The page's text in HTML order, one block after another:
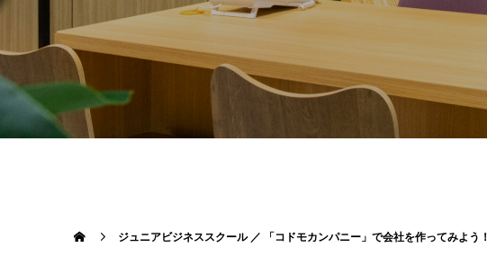
ジュニアビジネススクール ／ 「コドモカンパニー」で会社を作ってみよう！